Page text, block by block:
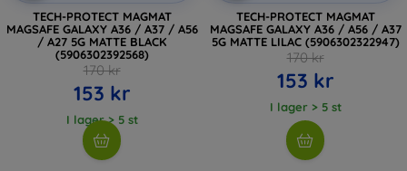
TECH-PROTECT MAGMAT
MAGSAFE GALAXY A36 / A37 / A56
/ A27 5G MATTE BLACK
(5906302392568)
170 kr
153 kr
I lager > 5 st
TECH-PROTECT MAGMAT
MAGSAFE GALAXY A36 / A56 / A37
5G MATTE LILAC (5906302322947)
170 kr
153 kr
I lager > 5 st